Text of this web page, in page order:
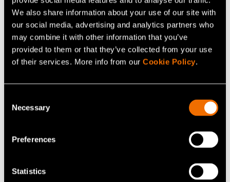
We also share information about your use of our site with
our social media, advertising and analytics partners who
may combine it with other information that you’ve
provided to them or that they’ve collected from your use
of their services. More info from our Cookie Policy.
Selection
Necessary
Preferences
Statistics
Ota yhteyttä
Katso profiili